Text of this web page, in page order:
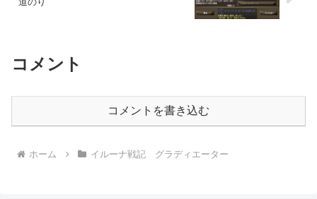
コメント
コメントを書き込む
ホーム イルーナ戦記 グラディエーター